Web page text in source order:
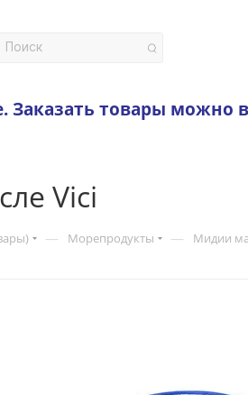
Заказать товары можно
Vici
— Морепродукты — Мидии